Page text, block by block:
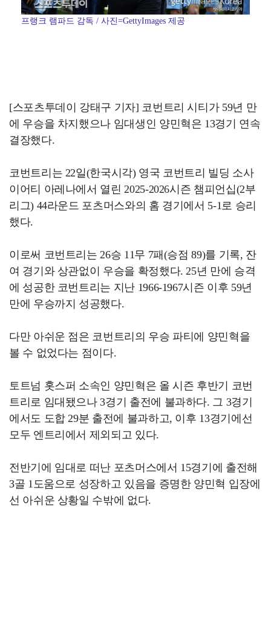
프랭크 램파드 감독 / 사진=GettyImages 제공
[스포츠투데이 강태구 기자] 코번트리 시티가 59년 만
에 우승을 차지했으나 임대생인 양민혁은 13경기 연속
결장했다.
코번트리는 22일(한국시각) 영국 코번트리 빌딩 소사
이어티 아레나에서 열린 2025-2026시즌 챔피언십(2부
리그) 44라운드 포츠머스와의 홈 경기에서 5-1로 승리
했다.
이로써 코번트리는 26승 11무 7패(승점 89)를 기록, 잔
여 경기와 상관없이 우승을 확정했다. 25년 만에 승격
에 성공한 코번트리는 지난 1966-1967시즌 이후 59년
만에 우승까지 성공했다.
다만 아쉬운 점은 코번트리의 우승 파티에 양민혁을
볼 수 없었다는 점이다.
토트넘 홋스퍼 소속인 양민혁은 올 시즌 후반기 코번
트리로 임대됐으나 3경기 출전에 불과하다. 그 3경기
에서도 도합 29분 출전에 불과하고, 이후 13경기에선
모두 엔트리에서 제외되고 있다.
전반기에 임대로 떠난 포츠머스에서 15경기에 출전해
3골 1도움으로 성장하고 있음을 증명한 양민혁 입장에
선 아쉬운 상황일 수밖에 없다.